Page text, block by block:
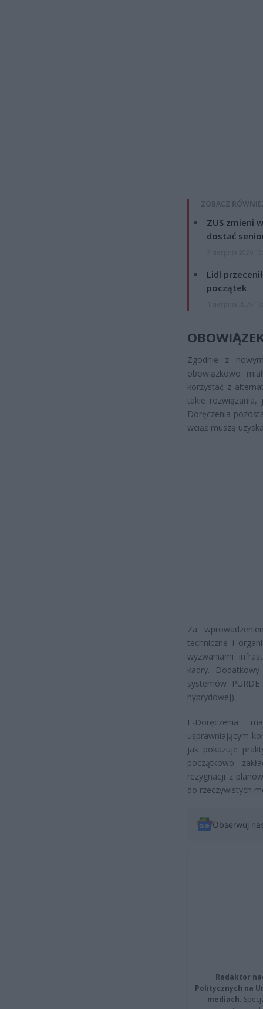
ZOBACZ
ZUS zmieni
dostać
Lidl
początek
Zgodnie z
obowiązkowo
korzystać z
takie rozwiązania,
Doręczenia
wciąż muszą
Za
techniczne i
wyzwaniami
kadry.
systemów
hybrydowej).
E-Doręczenia
usprawniającym
jak pokazuje
początkowo
rezygnacji z
do rzeczywistych
Obserwuj
Redaktor
Politycznych na
mediach.